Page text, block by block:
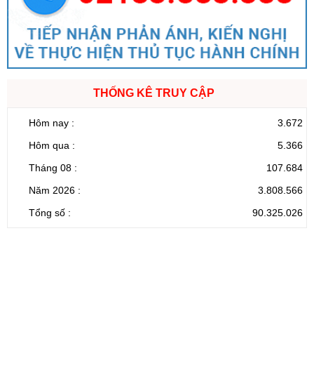
THỐNG KÊ TRUY CẬP
Hôm nay :
3.672
Hôm qua :
5.366
Tháng 08 :
107.684
Năm 2026 :
3.808.566
Tổng số :
90.325.026